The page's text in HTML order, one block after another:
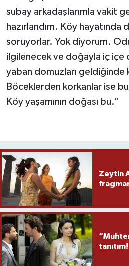
subay arkadaşlarımla vakit
hazırlandım. Köy
soruyorlar. Yok diyorum.
ilgilenecek ve doğayla iç içe
yaban domuzları geldiğinde
Böceklerden korkanlar ise
Köy yaşamının doğası bu.”
Zeytin
tanıtım!